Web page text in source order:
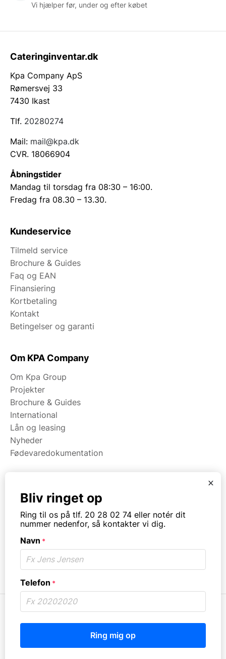
Vi hjælper før, under og efter købet
Cateringinventar.dk
Kpa Company ApS
Rømersvej 33
7430 Ikast
Tlf. 20280274
Mail: mail@kpa.dk
CVR. 18066904
Åbningstider
Mandag til torsdag fra 08:30 – 16:00.
Fredag fra 08.30 – 13.30.
Kundeservice
Tilmeld service
Brochure & Guides
Faq og EAN
Finansiering
Kortbetaling
Kontakt
Betingelser og garanti
Om KPA Company
Om Kpa Group
Projekter
Brochure & Guides
International
Lån og leasing
Nyheder
Fødevaredokumentation
Maskiner
Koge/varme/stege
Bageri
Opvask
Opbevaring
Virksomhedstype
x
Bliv ringet op
Ring til os på tlf. 20 28 02 74 eller notér dit
nummer nedenfor, så kontakter vi dig.
Navn *
Telefon *